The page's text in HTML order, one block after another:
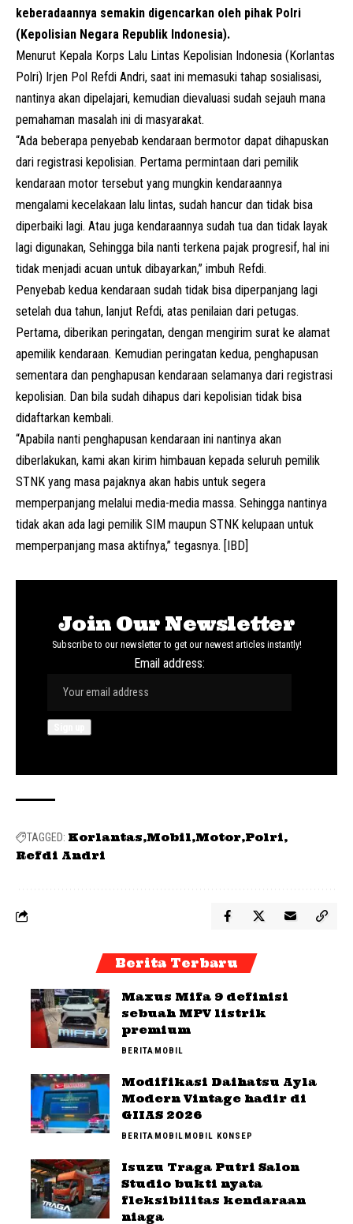
keberadaannya semakin digencarkan oleh pihak Polri
(Kepolisian Negara Republik Indonesia).
Menurut Kepala Korps Lalu Lintas Kepolisian Indonesia (Korlantas
Polri) Irjen Pol Refdi Andri, saat ini memasuki tahap sosialisasi,
nantinya akan dipelajari, kemudian dievaluasi sudah sejauh mana
pemahaman masalah ini di masyarakat.
“Ada beberapa penyebab kendaraan bermotor dapat dihapuskan
dari registrasi kepolisian. Pertama permintaan dari pemilik
kendaraan motor tersebut yang mungkin kendaraannya
mengalami kecelakaan lalu lintas, sudah hancur dan tidak bisa
diperbaiki lagi. Atau juga kendaraannya sudah tua dan tidak layak
lagi digunakan, Sehingga bila nanti terkena pajak progresif, hal ini
tidak menjadi acuan untuk dibayarkan,” imbuh Refdi.
Penyebab kedua kendaraan sudah tidak bisa diperpanjang lagi
setelah dua tahun, lanjut Refdi, atas penilaian dari petugas.
Pertama, diberikan peringatan, dengan mengirim surat ke alamat
apemilik kendaraan. Kemudian peringatan kedua, penghapusan
sementara dan penghapusan kendaraan selamanya dari registrasi
kepolisian. Dan bila sudah dihapus dari kepolisian tidak bisa
didaftarkan kembali.
“Apabila nanti penghapusan kendaraan ini nantinya akan
diberlakukan, kami akan kirim himbauan kepada seluruh pemilik
STNK yang masa pajaknya akan habis untuk segera
memperpanjang melalui media-media massa. Sehingga nantinya
tidak akan ada lagi pemilik SIM maupun STNK kelupaan untuk
memperpanjang masa aktifnya,” tegasnya. [IBD]
Join Our Newsletter
Subscribe to our newsletter to get our newest articles instantly!
Email address:
TAGGED: Korlantas Mobil Motor Polri
Refdi Andri
Berita Terbaru
Maxus Mifa 9 definisi
sebuah MPV listrik
premium
BERITAMOBIL
Modifikasi Daihatsu Ayla
Modern Vintage hadir di
GIIAS 2026
BERITAMOBILMOBIL KONSEP
Isuzu Traga Putri Salon
Studio bukti nyata
fleksibilitas kendaraan
niaga